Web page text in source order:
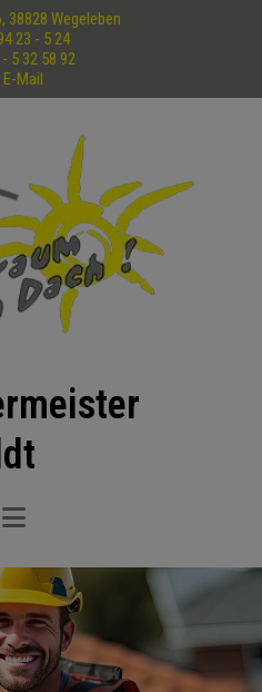
Wegeleben
23 - 5 24
5 32 58 92
E-Mail